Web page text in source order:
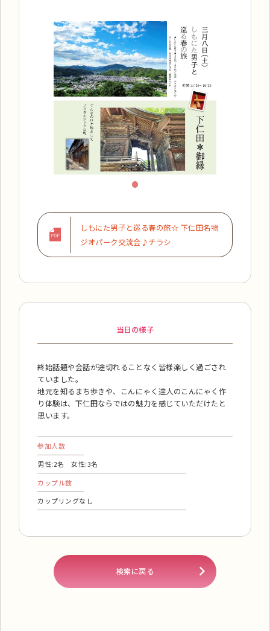
しもにた男子と巡る春の旅☆ 下仁田名物
ジオパーク交流会♪チラシ
当日の様子
終始話題や会話が途切れることなく皆様楽しく過ごされ
ていました。
地元を知るまち歩きや、こんにゃく達人のこんにゃく作
り体験は、下仁田ならではの魅力を感じていただけたと
思います。
参加人数
男性:2名 女性:3名
カップル数
カップリングなし
検索に戻る